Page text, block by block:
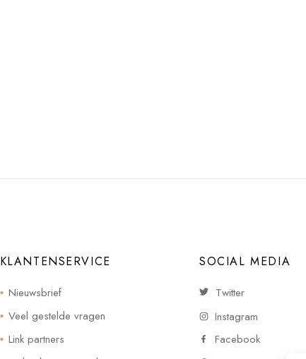
KLANTENSERVICE
Nieuwsbrief
Veel gestelde vragen
Link partners
SOCIAL MEDIA
Twitter
Instagram
Facebook